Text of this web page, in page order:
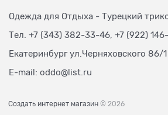
Одежда для Отдыха - Турецкий
Тел. +7 (343) 382-33-46, +7 (922)
Екатеринбург ул.Черняховского 86/
E-mail: oddo@list.ru
Создать интернет магазин © 2026